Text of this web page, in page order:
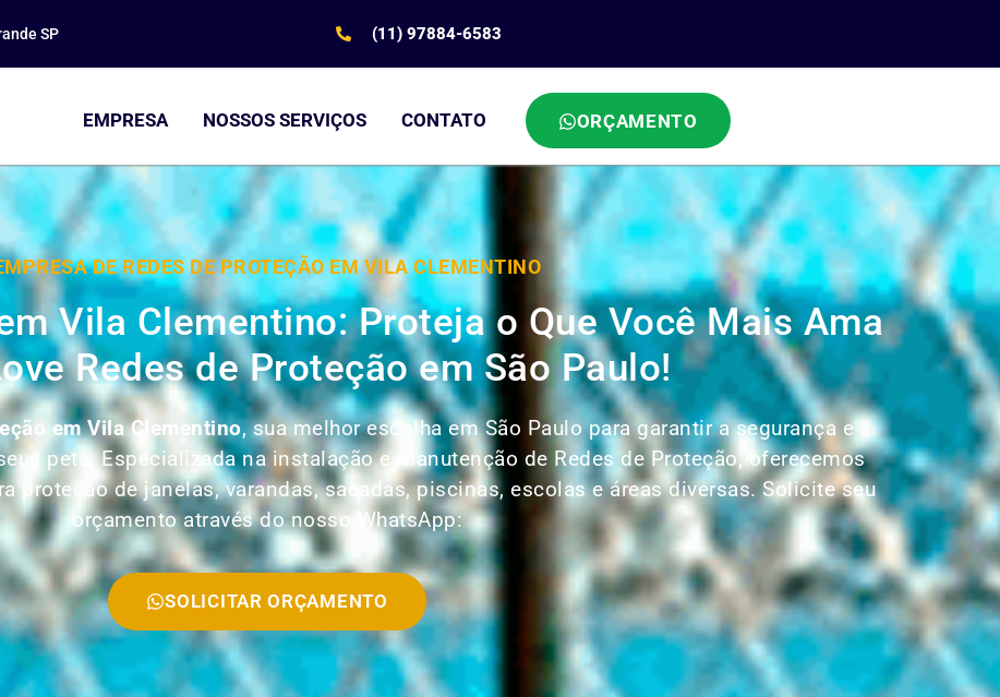
SP (11) 97884-6583
EMPRESA NOSSOS SERVIÇOS CONTATO ORÇAMENTO
DE REDES DE PROTEÇÃO EM VILA CLEMENTINO
Vila Clementino: Proteja o Que Você Mais Ama
Redes de Proteção em São Paulo!
em Vila Clementino, sua melhor escolha em São Paulo para garantir a segurança e
pets. Especializada na instalação e manutenção de Redes de Proteção, oferecemos
proteção de janelas, varandas, sacadas, piscinas, escolas e áreas diversas. Solicite seu
orçamento através do nosso WhatsApp:
SOLICITAR ORÇAMENTO